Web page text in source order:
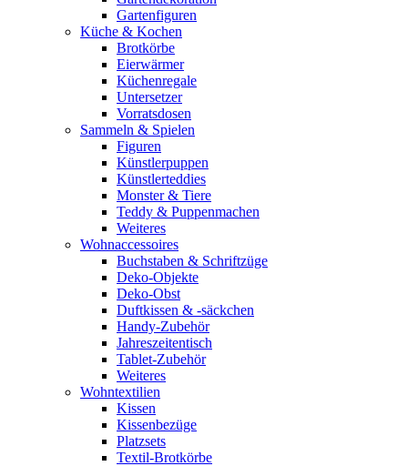
Gartenfiguren
Küche & Kochen
Brotkörbe
Eierwärmer
Küchenregale
Untersetzer
Vorratsdosen
Sammeln & Spielen
Figuren
Künstlerpuppen
Künstlerteddies
Monster & Tiere
Teddy & Puppenmachen
Weiteres
Wohnaccessoires
Buchstaben & Schriftzüge
Deko-Objekte
Deko-Obst
Duftkissen & -säckchen
Handy-Zubehör
Jahreszeitentisch
Tablet-Zubehör
Weiteres
Wohntextilien
Kissen
Kissenbezüge
Platzsets
Textil-Brotkörbe